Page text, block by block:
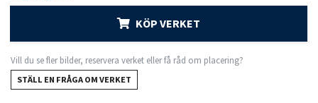
KÖP VERKET
Vill du se fler bilder, reservera verket eller få råd om placering?
STÄLL EN FRÅGA OM VERKET